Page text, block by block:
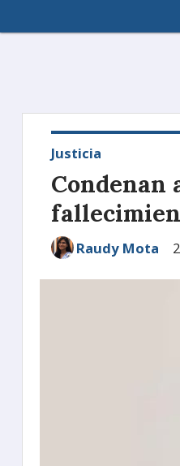
Condenan
Justicia
Raudy Mota